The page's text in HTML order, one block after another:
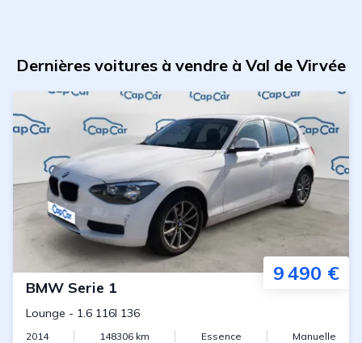
Dernières voitures à vendre à Val de Virvée
9 490 €
BMW Serie 1
Lounge - 1.6 116I 136
2014 148306 km Essence Manuelle